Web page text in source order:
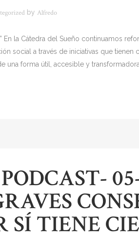
by Alfredo
En la Cátedra del Sueño continuamos
social a través de iniciativas que
una forma útil, accesible y
SÍ TIENE